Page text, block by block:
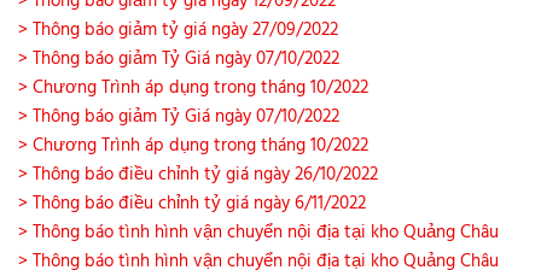
> Thông báo giảm tỷ giá ngày 27/09/2022
> Thông báo giảm Tỷ Giá ngày 07/10/2022
> Chương Trình áp dụng trong tháng 10/2022
> Thông báo giảm Tỷ Giá ngày 07/10/2022
> Chương Trình áp dụng trong tháng 10/2022
> Thông báo điều chỉnh tỷ giá ngày 26/10/2022
> Thông báo điều chỉnh tỷ giá ngày 6/11/2022
> Thông báo tình hình vận chuyển nội địa tại kho Quảng Châu
> Thông báo tình hình vận chuyển nội địa tại kho Quảng Châu